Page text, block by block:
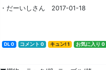
・だーいしさん 2017-01-18
DL 0 コメント 0 キュン! 1 お気に入り 0